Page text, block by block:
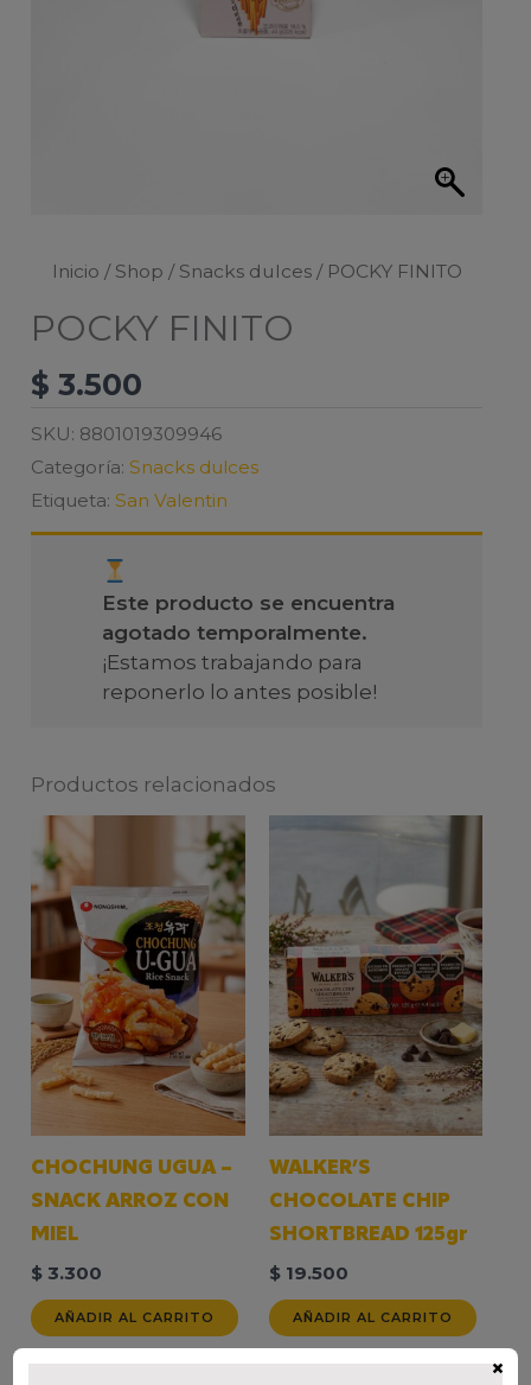
Inicio / Shop / Snacks dulces/ POCKY FINITO
POCKY FINITO
$ 3.500
SKU: 8801019309946
Categoría:Snacks dulces
Etiqueta:San Valentin
Este producto se encuentra
agotado temporalmente.
¡Estamos trabajando para
reponerlo lo antes posible!
Productos relacionados
CHOCHUNG UGUA –
SNACK ARROZ CON
MIEL
$ 3.300
AÑADIR AL CARRITO
WALKER’S
CHOCOLATE CHIP
SHORTBREAD 125gr
$19.500
AÑADIR AL CARRITO
×